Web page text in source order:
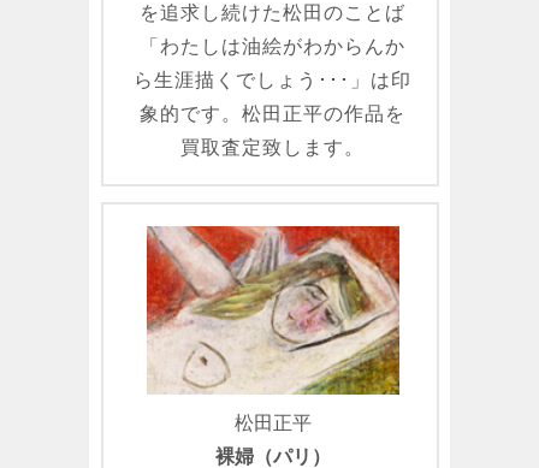
を追求し続けた松田のことば
「わたしは油絵がわからんか
ら生涯描くでしょう･･･」は印
象的です。松田正平の作品を
買取査定致します。
松田正平
裸婦（パリ）